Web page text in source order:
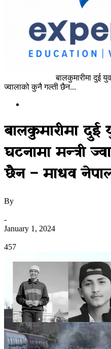
बालकुमारीमा दुई
ज्वालाको कुनै गल्ती छैन...
बालकुमारीमा दुई
घटनामा मन्त्री
छैन – माधव
By
-
January 1, 2024
457